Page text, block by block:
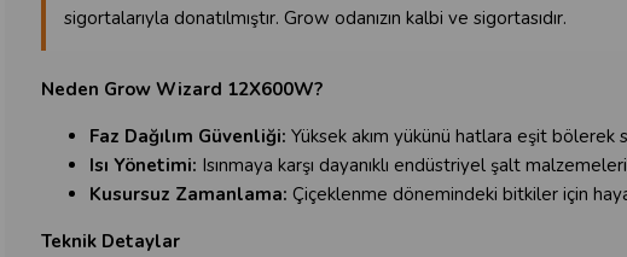
sigortalarıyla donatılmıştır. Grow odanızın kalbi ve sigortasıdır.
Neden Grow Wizard 12X600W?
Faz Dağılım Güvenliği: Yüksek akım yükünü hatlara eşit
Isı Yönetimi: Isınmaya karşı dayanıklı endüstriyel şalt
Kusursuz Zamanlama: Çiçeklenme dönemindeki bitkiler için
Teknik Detaylar